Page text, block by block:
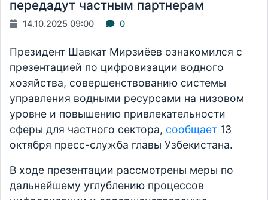
передадут частным партнерам
14.10.2025 09:00 0
Президент Шавкат Мирзиёев ознакомился с
презентацией по цифровизации водного
хозяйства, совершенствованию системы
управления водными ресурсами на низовом
уровне и повышению привлекательности
сферы для частного сектора, сообщает 13
октября пресс-служба главы Узбекистана.
В ходе презентации рассмотрены меры по
дальнейшему углублению процессов